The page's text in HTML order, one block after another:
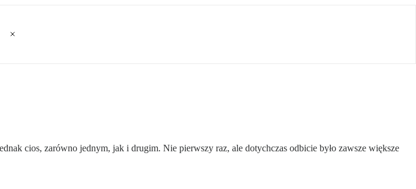
cios, zarówno jednym, jak i drugim. Nie pierwszy raz, ale dotychczas odbicie było zawsze większe